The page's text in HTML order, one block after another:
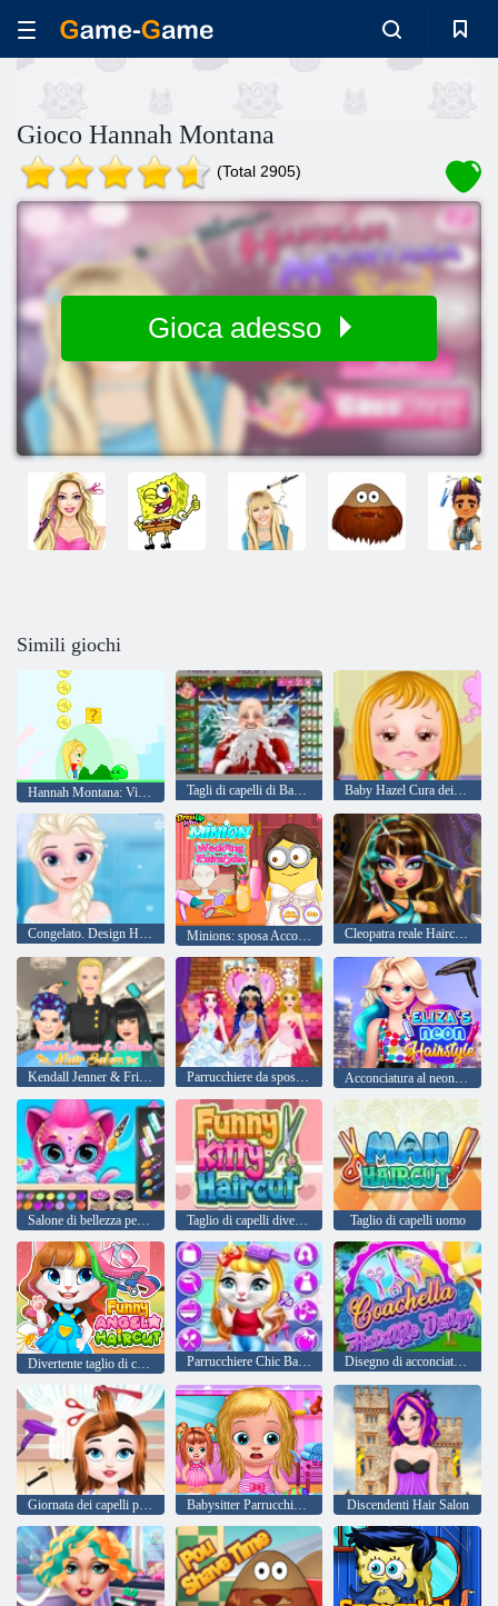
Gioco Hannah Montana
(Total 2905)
Gioca adesso
Simili giochi
Hannah Montana: Viaggio Tagli di capelli di Babbo Natale reale Baby Hazel Cura dei capelli
Congelato. Design Hairstyle Minions: sposa Acconciature Cleopatra reale Haircuts
Kendall Jenner & Friends Hair Salon Parrucchiere da sposa per principesse Acconciatura al neon di Eliza
Salone di bellezza per taglio di capelli per animali domestici Taglio di capelli divertente del gattino Taglio di capelli uomo
Parrucchiere Chic Baby Kitty Disegno di acconciatura Coachella
Giornata dei capelli per Baby Taylor Babysitter Parrucchiere per bambini Discendenti Hair Salon